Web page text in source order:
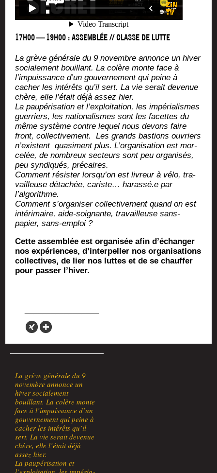
La grève géné­rale du 9
novembre annonce un
hiver socia­le­ment
bouillant. La colère monte
face à l’impuissance d’un
gou­ver­ne­ment qui peine à
cacher les inté­rêts qu’il
sert. La vie serait deve­nue
chère, elle l’était déjà
assez hier.
La pau­pé­ri­sa­tion et
17H00 — 19H00 : ASSEMBLÉE // CLASSE DE LUTTE
La grève géné­rale du 9 novembre annonce un hiver
socia­le­ment bouillant. La colère monte face à
l’impuissance d’un gou­ver­ne­ment qui peine à
cacher les inté­rêts qu’il sert. La vie serait deve­nue
chère, elle l’était déjà assez hier.
La pau­pé­ri­sa­tion et l’exploitation, les impé­ria­lismes
guer­riers, les natio­na­lismes sont les facettes du
même sys­tèmecontre lequel nous devons faire
front, col­lec­ti­ve­ment.Les grands bas­tions ouvriers
n’existent qua­si­ment plus.L’organisation est mor­
ce­lée, de nom­breux sec­teurs sont peu orga­ni­sés,
peu syn­di­qués, précaires.
Com­ment résis­ter lorsqu’on est livreur à vélo, tra­
vailleuse déta­chée, cariste… harassé.e par
l’algorithme.
Com­ment s’organiser col­lec­ti­ve­ment quand on est
inté­ri­maire, aide-soi­gnante, tra­vailleuse sans-
papier,sans-emploi ?
Cette assem­blée est orga­ni­sée afin d’échanger
nos expé­riences, d’in­ter­pel­ler nos orga­ni­sa­tions
col­lec­tives, de lier nos luttes et de se chauf­fer
pour pas­ser l’hiver.